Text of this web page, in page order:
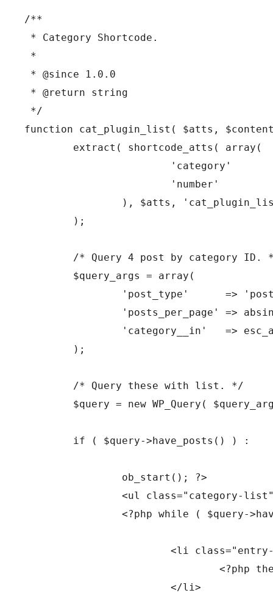
/**
* Category Shortcode.
*
* @since 1.0.0
* @return string
*/
function cat_plugin_list( $atts,